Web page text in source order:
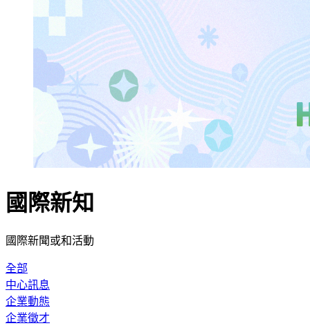
國際新知
國際新聞或和活動
全部
中心訊息
企業動態
企業徵才